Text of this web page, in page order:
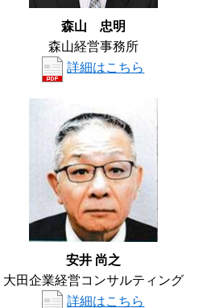
森山 忠明
森山経営事務所
詳細はこちら
安井 尚之
大田企業経営コンサルティング
詳細はこちら